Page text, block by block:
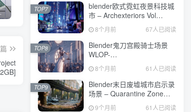
蔚蓝档案 艾米 Ucupumar – Eimi (.Blend file)[146MB] NIKKE 玛丽安 Ucupumar – Mary (.Blend file)[89MB]
blender欧式霓虹夜景科技城
市 – Archexteriors Vol
37_010 For Blender[3GB]
8个月前 67人已阅读
TOP7
Blender鬼刀宫殿骑士场景
WLOP-
FragileProject[3.3GB]
8个月前 61人已阅读
TOP8
Blender末日废墟城市启示录
场景 – Quarantine Zone
Project File[1.3GB]
9个月前 61人已阅读
TOP9